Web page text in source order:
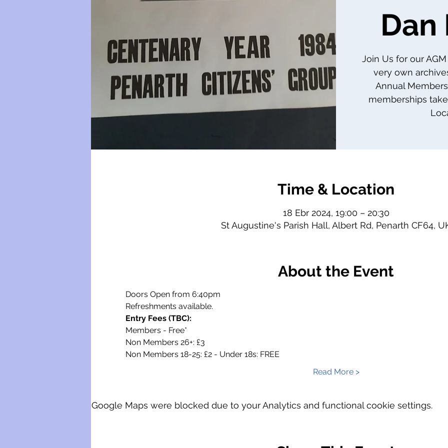
Dan
Join Us for our
very own
Annual
memberships
Time & Location
18 Ebr 2024, 19:00 – 20:30
St Augustine's Parish Hall, Albert Rd, Penarth CF64,
About the Event
Doors Open from 6:40pm
Refreshments available.
Entry Fees (TBC):
Members - Free*
Non Members 26+: £3
Non Members 18-25: £2 - Under 18s: FREE
Read More >
Google Maps were blocked due to your Analytics and functional cookie settings.